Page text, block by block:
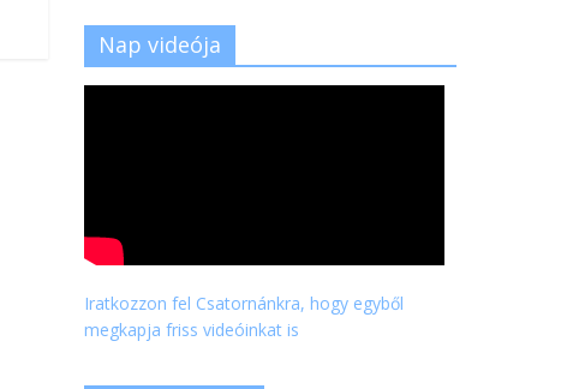
Nap videója
Iratkozzon fel Csatornánkra, hogy egyből
megkapja friss videóinkat is